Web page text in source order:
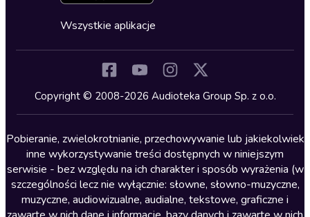
Kryminały
Lektury szkolne
Literatura anglojęzyczna
Literatura faktu
Literatura obyczajowa
Literatura piękna obca
Cykle audiobooków
Wszystkie aplikacje
Copyright © 2008-2026 Audioteka Group Sp. z o.o.
Pobieranie, zwielokrotnianie, przechowywanie lub jakiekolwiek
inne wykorzystywanie treści dostępnych w niniejszym
serwisie - bez względu na ich charakter i sposób wyrażenia (w
szczególności lecz nie wyłącznie: słowne, słowno-muzyczne,
muzyczne, audiowizualne, audialne, tekstowe, graficzne i